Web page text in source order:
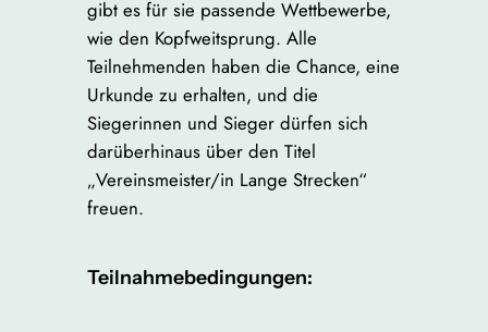
gibt es für sie passende Wettbewerbe,
wie den Kopfweitsprung. Alle
Teilnehmenden haben die Chance, eine
Urkunde zu erhalten, und die
Siegerinnen und Sieger dürfen sich
darüberhinaus über den Titel
„Vereinsmeister/in Lange Strecken“
freuen.
Teilnahmebedingungen: